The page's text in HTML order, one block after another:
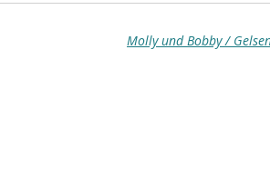
Molly und Bobby /